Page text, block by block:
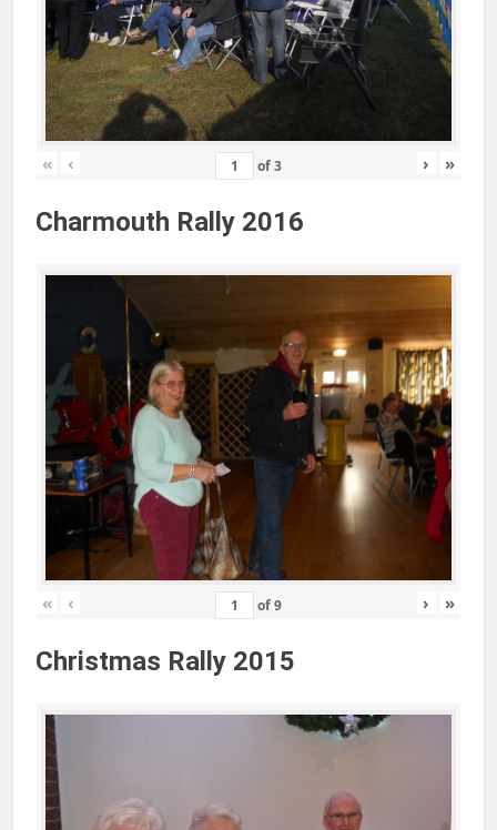
« ‹ of3 › »
Charmouth Rally 2016
« ‹ of9 › »
Christmas Rally 2015